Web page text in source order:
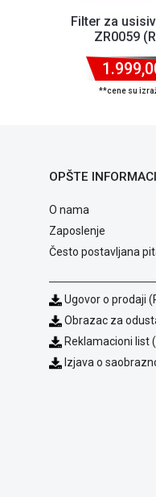
Filter za
ZR0059
**cene su
OPŠTE
O nama
Zaposlenje
Često postavljana
Ugovor o prodaji
Obrazac za
Reklamacioni list
Izjava o